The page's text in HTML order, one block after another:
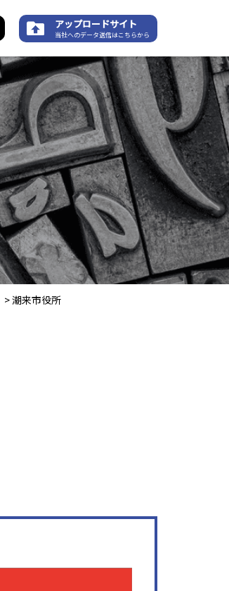
アップロードサイト
当社へのデータ送信はこちらから
>潮来市役所